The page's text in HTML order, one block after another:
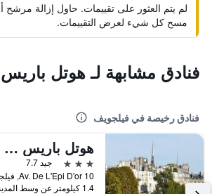
لم يتم العثور على تقييمات. حاول إزالة مرشح
مسح كل شيء لعرض التقييمات.
فنادق مشابهة لـ هوتل
فنادق رخيصة في فيلجويف
هوتل باريس باسيفيك
3 نجوم
جيد 7.7
1.4 كيلومتر عن وسط المدينة